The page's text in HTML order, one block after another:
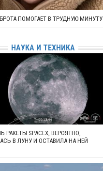
ПОМОГАЕТ В ТРУДНУЮ МИНУТУ
НАУКА И ТЕХНИКА
РАКЕТЫ SPACEX, ВЕРОЯТНО,
В ЛУНУ И ОСТАВИЛА НА НЕЙ